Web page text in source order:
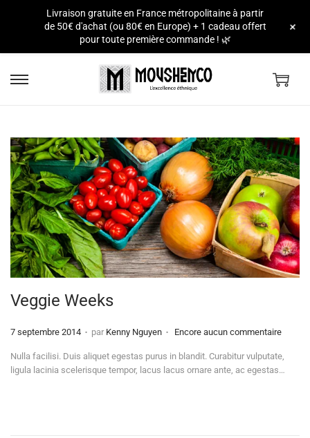
Veggie Weeks
Publié
7 septembre 2014 . par Kenny Nguyen . Encore aucun commentaire
Nulla facilisi. Duis aliquet egestas purus in blandit. Curabitur vulputate,
ligula lacinia scelerisque tempor, lacus lacus ornare ante, ac egestas…
Livraison gratuite en France métropolitaine à partir
de 50€ d'achat (ou 80€ en Europe) + 1 cadeau offert
pour toute première commande ! 🌿
+